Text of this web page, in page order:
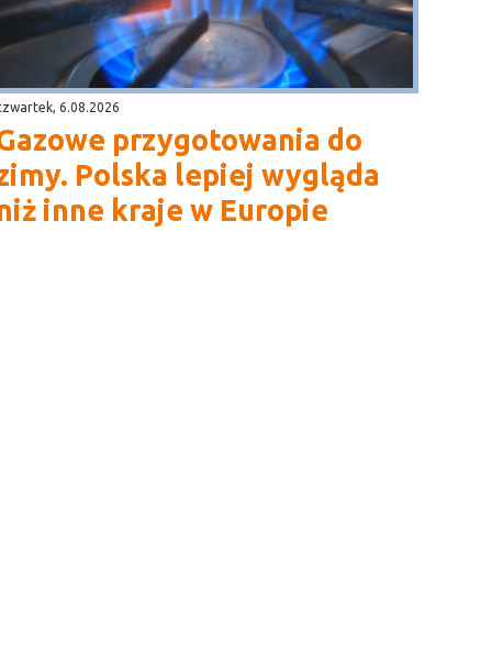
6.08.2026
przygotowania do
Polska lepiej wygląda
inne kraje w Europie